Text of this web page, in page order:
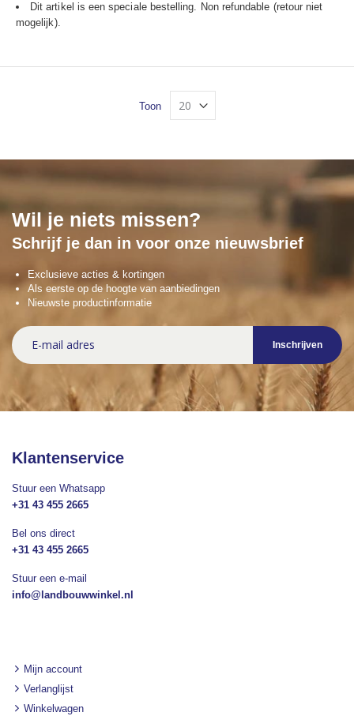
Dit artikel is een speciale bestelling. Non refundable (retour niet
mogelijk).
Toon
Wil je niets missen?
Schrijf je dan in voor onze nieuwsbrief
Exclusieve acties & kortingen
Als eerste op de hoogte van aanbiedingen
Nieuwste productinformatie
Abonneer
u
op
Inschrijven
Klantenservice
Stuur een Whatsapp
+31 43 455 2665
Bel ons direct
+31 43 455 2665
Stuur een e-mail
info@landbouwwinkel.nl
Mijn account
Verlanglijst
Winkelwagen